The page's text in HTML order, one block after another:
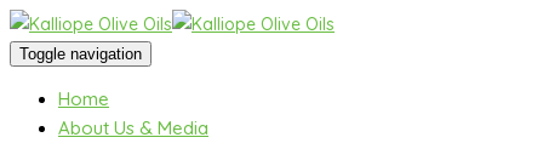
Toggle navigation
Home
About Us & Media